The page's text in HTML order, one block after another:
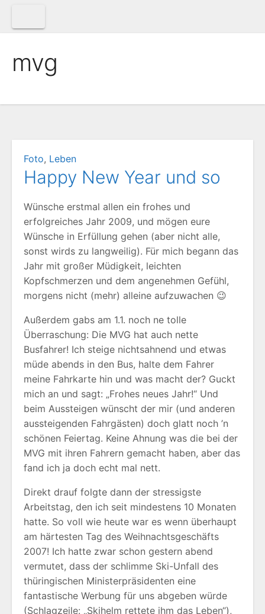
mvg
Foto, Leben
Happy New Year und so
Wünsche erstmal allen ein frohes und
erfolgreiches Jahr 2009, und mögen eure
Wünsche in Erfüllung gehen (aber nicht alle,
sonst wirds zu langweilig). Für mich begann das
Jahr mit großer Müdigkeit, leichten
Kopfschmerzen und dem angenehmen Gefühl,
morgens nicht (mehr) alleine aufzuwachen 😉
Außerdem gabs am 1.1. noch ne tolle
Überraschung: Die MVG hat auch nette
Busfahrer! Ich steige nichtsahnend und etwas
müde abends in den Bus, halte dem Fahrer
meine Fahrkarte hin und was macht der? Guckt
mich an und sagt: „Frohes neues Jahr!“ Und
beim Aussteigen wünscht der mir (und anderen
aussteigenden Fahrgästen) doch glatt noch ’n
schönen Feiertag. Keine Ahnung was die bei der
MVG mit ihren Fahrern gemacht haben, aber das
fand ich ja doch echt mal nett.
Direkt drauf folgte dann der stressigste
Arbeitstag, den ich seit mindestens 10 Monaten
hatte. So voll wie heute war es wenn überhaupt
am härtesten Tag des Weihnachtsgeschäfts
2007! Ich hatte zwar schon gestern abend
vermutet, dass der schlimme Ski-Unfall des
thüringischen Ministerpräsidenten eine
fantastische Werbung für uns abgeben würde
(Schlagzeile: „Skihelm rettete ihm das Leben“),